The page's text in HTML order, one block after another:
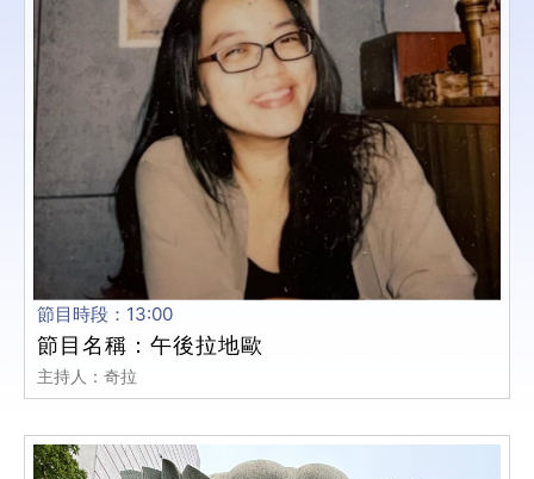
節目時段：13:00
節目名稱：午後拉地歐
主持人：奇拉